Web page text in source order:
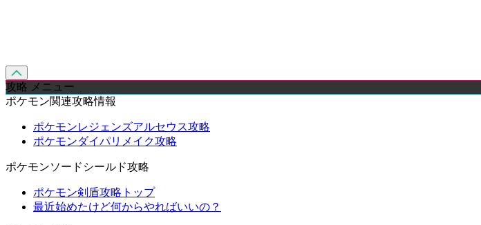
攻略 メニュー
ポケモン関連攻略情報
ポケモンレジェンズアルセウス攻略
ポケモンダイパリメイク攻略
ポケモンソードシールド攻略
ポケモン剣盾攻略トップ
最近始めたけど何からやればいいの？